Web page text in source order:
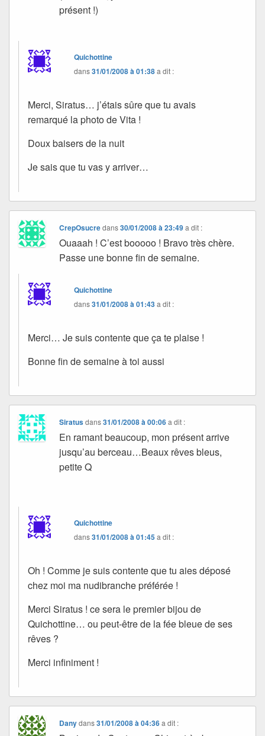
présent !)
Quichottine
dans31/01/2008 à 01:38a dit :
Merci, Siratus… j’étais sûre que tu avais
remarqué la photo de Vita !
Doux baisers de la nuit
Je sais que tu vas y arriver…
CrepOsucredans30/01/2008 à 23:49 a dit :
Ouaaah ! C’est booooo ! Bravo très chère.
Passe une bonne fin de semaine.
Quichottine
dans31/01/2008 à 01:43a dit :
Merci… Je suis contente que ça te plaise !
Bonne fin de semaine à toi aussi
Siratusdans31/01/2008 à 00:06 a dit :
En ramant beaucoup, mon présent arrive
jusqu’au berceau…Beaux rêves bleus,
petite Q
Quichottine
dans31/01/2008 à 01:45a dit :
Oh ! Comme je suis contente que tu aies déposé
chez moi ma nudibranche préférée !
Merci Siratus ! ce sera le premier bijou de
Quichottine… ou peut-être de la fée bleue de ses
rêves ?
Merci infiniment !
Danydans31/01/2008 à 04:36 a dit :